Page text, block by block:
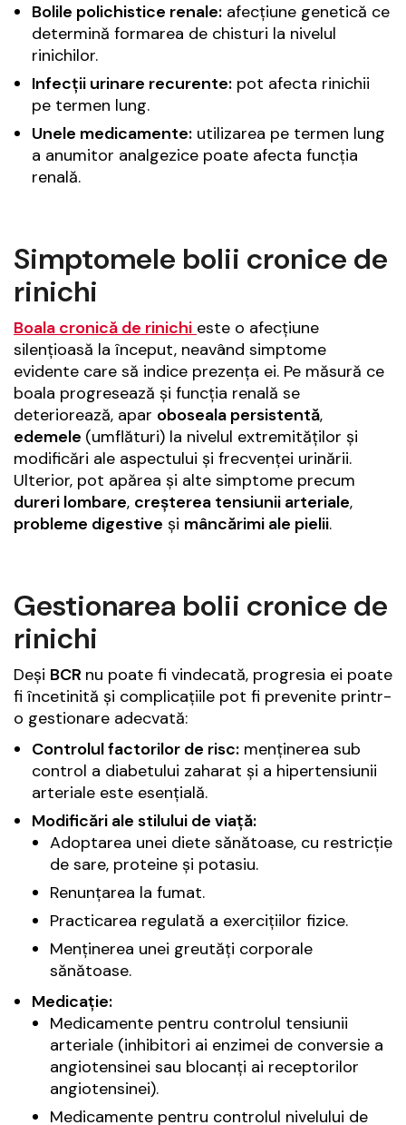
Bolile polichistice renale: afecțiune genetică ce
determină formarea de chisturi la nivelul
rinichilor.
Infecții urinare recurente: pot afecta rinichii
pe termen lung.
Unele medicamente: utilizarea pe termen lung
a anumitor analgezice poate afecta funcția
renală.
Simptomele bolii cronice de
rinichi
Boala cronică de rinichi este o afecțiune
silențioasă la început, neavând simptome
evidente care să indice prezența ei. Pe măsură ce
boala progresează și funcția renală se
deteriorează, apar oboseala persistentă,
edemele (umflături) la nivelul extremităților și
modificări ale aspectului și frecvenței urinării.
Ulterior, pot apărea și alte simptome precum
dureri lombare, creșterea tensiunii arteriale,
probleme digestive și mâncărimi ale pielii.
Gestionarea bolii cronice de
rinichi
Deși BCR nu poate fi vindecată, progresia ei poate
fi încetinită și complicațiile pot fi prevenite printr-
o gestionare adecvată:
Controlul factorilor de risc: menținerea sub
control a diabetului zaharat și a hipertensiunii
arteriale este esențială.
Modificări ale stilului de viață:
Adoptarea unei diete sănătoase, cu restricție
de sare, proteine și potasiu.
Renunțarea la fumat.
Practicarea regulată a exercițiilor fizice.
Menținerea unei greutăți corporale
sănătoase.
Medicație:
Medicamente pentru controlul tensiunii
arteriale (inhibitori ai enzimei de conversie a
angiotensinei sau blocanți ai receptorilor
angiotensinei).
Medicamente pentru controlul nivelului de